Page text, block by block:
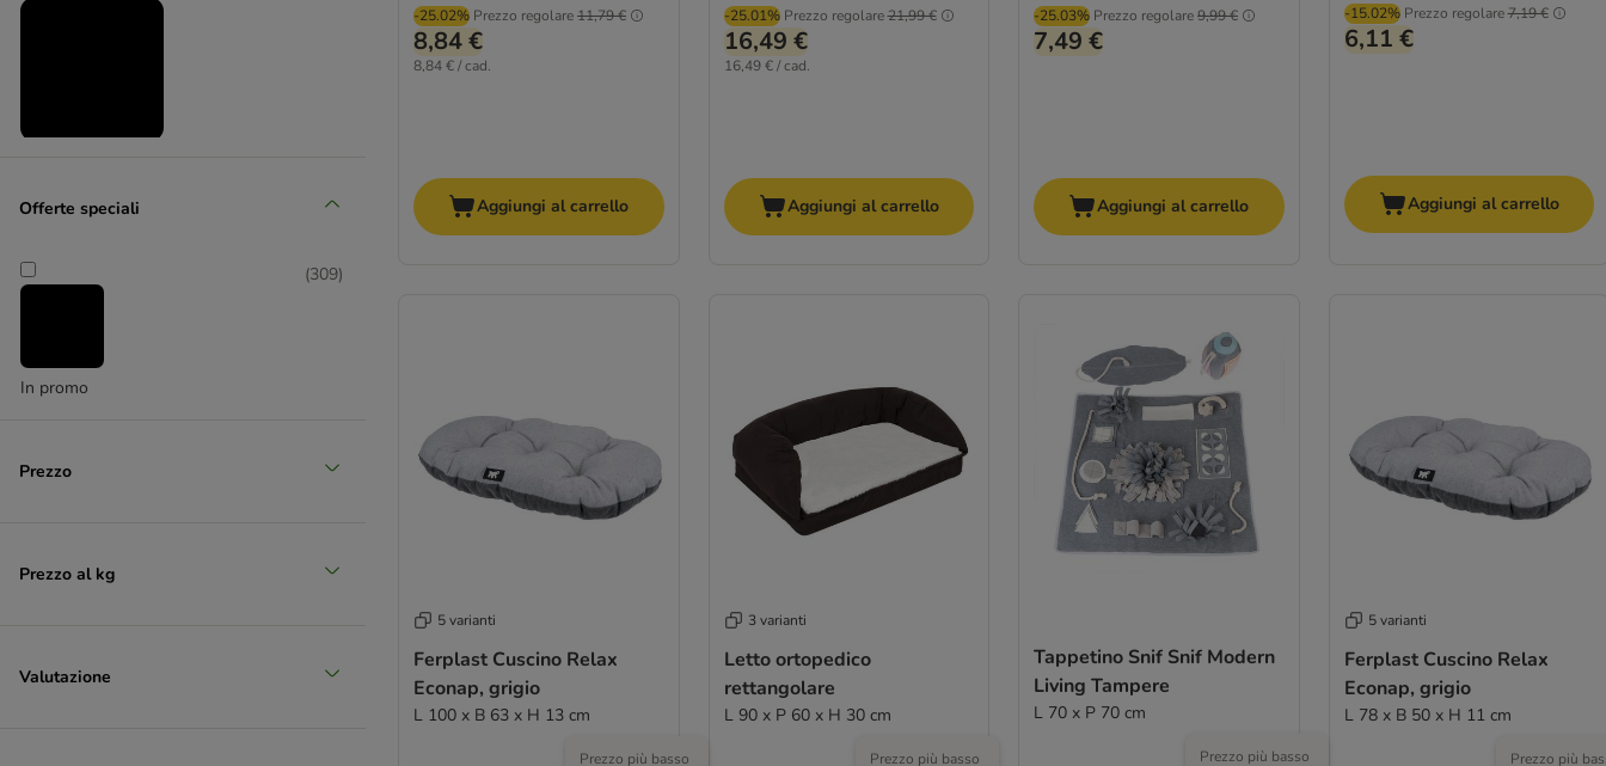
Grande 26 - 45 kg
48)
Offerte speciali
In promo
(309)
Prezzo
Prezzo al kg
Valutazione
-25.02% Prezzo regolare11,79 €
8,84 €
8,84 € / cad.
Aggiungi al carrello
-25.01% Prezzo regolare21,99 €
16,49 €
16,49 € / cad.
Aggiungi al carrello
-25.03% Prezzo regolare9,99 €
7,49 €
Aggiungi al carrello
-15.02% Prezzo regolare7,19 €
6,11 €
Aggiungi al carrello
5 varianti
Ferplast Cuscino Relax
Econap, grigio
L 100 x B 63 x H 13 cm
Prezzo più basso
3 varianti
Letto ortopedico
rettangolare
L 90 x P 60 x H 30 cm
Prezzo più basso
Tappetino Snif Snif Modern
Living Tampere
L 70 x P 70 cm
Prezzo più basso
5 varianti
Ferplast Cuscino Relax
Econap, grigio
L 78 x B 50 x H 11 cm
Prezzo più